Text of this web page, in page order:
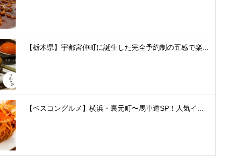
【栃木県】宇都宮仲町に誕生した完全予約制の五感で楽...
【ベスコングルメ】横浜・裏元町〜馬車道SP！人気イ...